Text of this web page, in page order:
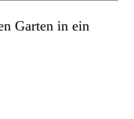
Garten in ein